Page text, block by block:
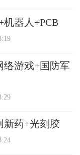
器人+PCB
络游戏+国防军
新药+光刻胶